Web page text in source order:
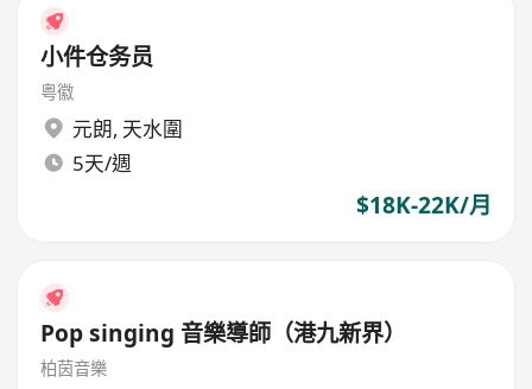
小件仓务员
粤徽
元朗, 天水圍
5天/週
$18K-22K/月
Pop singing 音樂導師（港九新界）
柏茵音樂